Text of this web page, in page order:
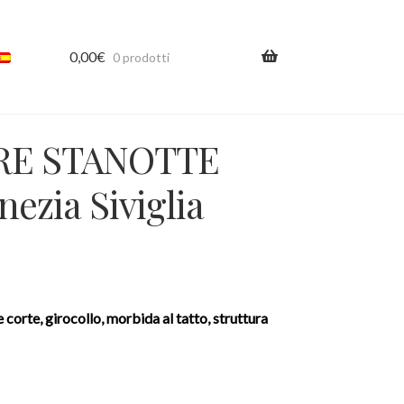
0,00€ 0 prodotti
STANOTTE
Siviglia
corte, girocollo, morbida al tatto, struttura